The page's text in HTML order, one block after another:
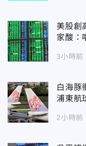
美股創
家酸：
3小時前
白海豚
浦東航
2小時前